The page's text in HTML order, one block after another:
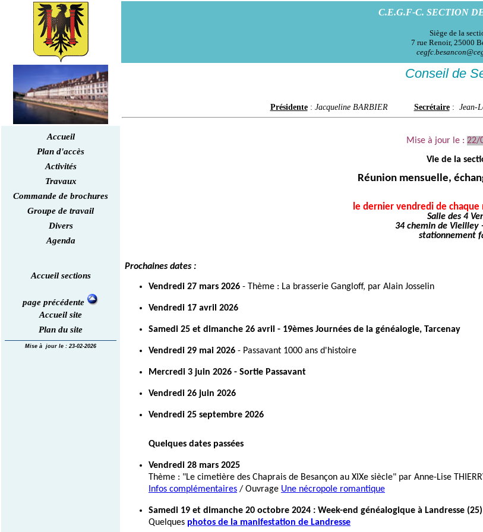
C.E.G.F-C. SECTION
Siège de la
7 rue Renoir, 25000
Conseil de
Présidente: Jacqueline BARBIER Secrétaire: Jean-
Accueil
Plan d'accès
Activités
Travaux
Commande de brochures
Groupe de travail
Divers
Agenda
Accueil sections
page précédente
Accueil site
Plan du site
Mise à jour le : 23-02-2026